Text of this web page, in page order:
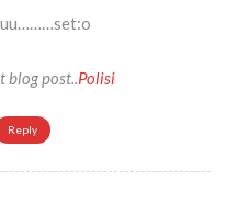
blog post..Polisi
Reply